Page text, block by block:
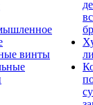
винты